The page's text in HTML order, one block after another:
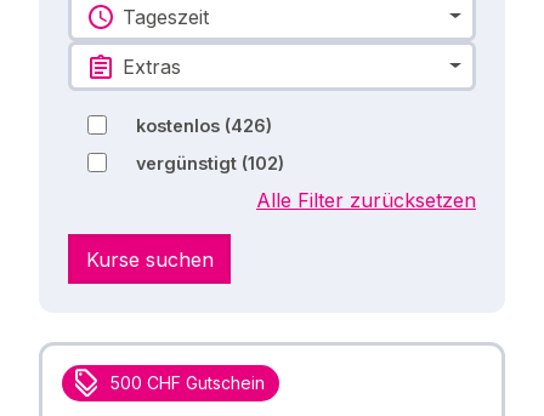
Tageszeit
Extras
kostenlos (426)
vergünstigt (102)
Alle Filter zurücksetzen
Kurse suchen
500 CHF Gutschein